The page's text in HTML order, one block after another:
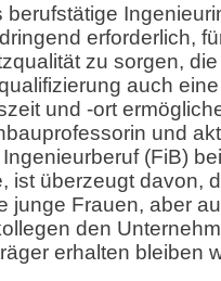
berufstätige
erforderlich,
zu sorgen,
auch
und -ort
und
(FiB)
ist überzeugt davon,
junge Frauen, aber
den
erhalten bleiben